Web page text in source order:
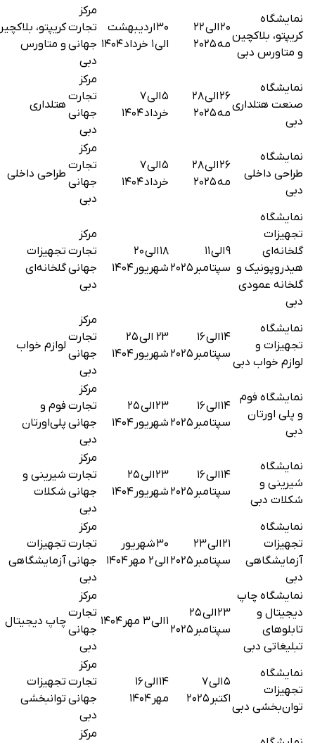
نمایشگاه
کریپتو، بلاکچین
و متاورس دبی
۲۰ الی ۲۲
مه ۲۰۲۵
۳۰ اردیبهشت
الی ۱ خرداد ۱۴۰۴
مرکز
تجارت
جهانی
دبی
کریپتو، بلاکچین
و متاورس
نمایشگاه
صنعت هتلداری
دبی
۲۶ الی ۲۸
مه ۲۰۲۵
۵ الی ۷
خرداد ۱۴۰۴
مرکز
تجارت
جهانی
دبی
هتلداری
نمایشگاه
طراحی داخلی
دبی
۲۶ الی ۲۸
مه ۲۰۲۵
۵ الی ۷
خرداد ۱۴۰۴
مرکز
تجارت
جهانی
دبی
طراحی داخلی
نمایشگاه
تجهیزات
گلخانه‌ای
هیدروپونیک و
گلخانه عمودی
دبی
۹ الی ۱۱
سپتامبر ۲۰۲۵
۱۸ الی ۲۰
شهریور ۱۴۰۴
مرکز
تجارت
جهانی
دبی
تجهیزات
گلخانه‌ای
نمایشگاه
تجهیزات و
لوازم خواب دبی
۱۴ الی ۱۶
سپتامبر ۲۰۲۵
23 الی ۲۵
شهریور ۱۴۰۴
مرکز
تجارت
جهانی
دبی
لوازم خواب
نمایشگاه فوم
و پلی اورتان
دبی
۱۴ الی ۱۶
سپتامبر ۲۰۲۵
۲۳ الی ۲۵
شهریور ۱۴۰۴
مرکز
تجارت
جهانی
دبی
فوم و
پلی‌اورتان
نمایشگاه
شیرینی و
شکلات دبی
۱۴ الی ۱۶
سپتامبر ۲۰۲۵
۲۳ الی ۲۵
شهریور ۱۴۰۴
مرکز
تجارت
جهانی
دبی
شیرینی و
شکلات
نمایشگاه
تجهیزات
آزمایشگاهی
دبی
۲۱ الی ۲۳
سپتامبر ۲۰۲۵
۳۰ شهریور
الی ۲ مهر ۱۴۰۴
مرکز
تجارت
جهانی
دبی
تجهیزات
آزمایشگاهی
نمایشگاه چاپ
دیجیتال و
تابلوهای
تبلیغاتی دبی
۲۳ الی ۲۵
سپتامبر ۲۰۲۵
۱ الی ۳ مهر ۱۴۰۴
مرکز
تجارت
جهانی
دبی
چاپ دیجیتال
نمایشگاه
تجهیزات
توان‌بخشی دبی
۵ الی ۷
اکتبر ۲۰۲۵
۱۴ الی ۱۶
مهر ۱۴۰۴
مرکز
تجارت
جهانی
دبی
تجهیزات
توانبخشی
مرکز